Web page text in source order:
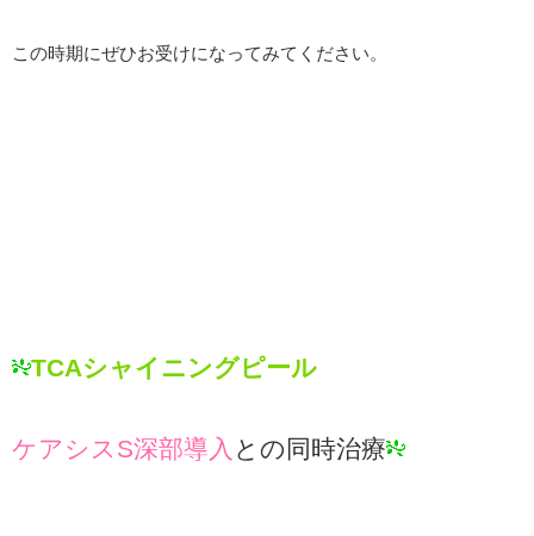
この時期にぜひお受けになってみてください。
TCAシャイニングピール
ケアシスS深部導入 との同時治療